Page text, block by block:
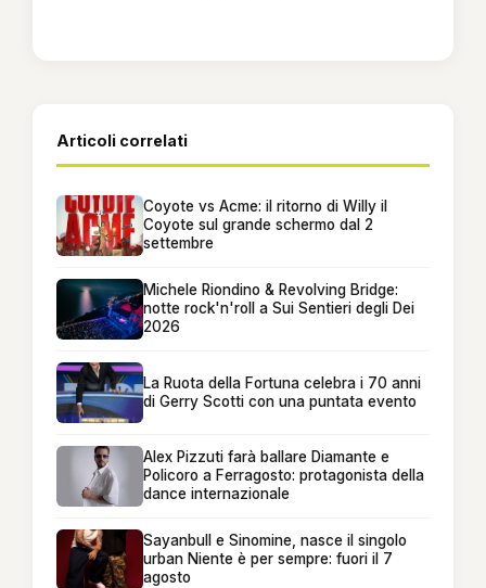
Articoli correlati
Coyote vs Acme: il ritorno di Willy il
Coyote sul grande schermo dal 2
settembre
Michele Riondino & Revolving Bridge:
notte rock'n'roll a Sui Sentieri degli Dei
2026
La Ruota della Fortuna celebra i 70 anni
di Gerry Scotti con una puntata evento
Alex Pizzuti farà ballare Diamante e
Policoro a Ferragosto: protagonista della
dance internazionale
Sayanbull e Sinomine, nasce il singolo
urban Niente è per sempre: fuori il 7
agosto